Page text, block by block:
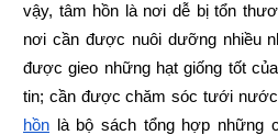
vậy, tâm hồn là nơi dễ bị tổn
nơi cần được nuôi dưỡng nhiều
được gieo những hạt giống tốt
tin; cần được chăm sóc tưới nước
hồn là bộ sách tổng hợp những